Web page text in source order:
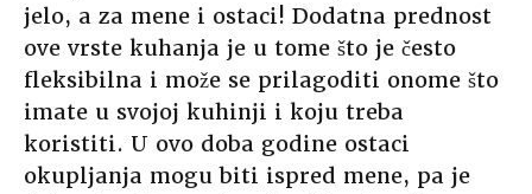
jelo, a za mene i ostaci! Dodatna prednost
ove vrste kuhanja je u tome što je često
fleksibilna i može se prilagoditi onome što
imate u svojoj kuhinji i koju treba
koristiti. U ovo doba godine ostaci
okupljanja mogu biti ispred mene, pa je